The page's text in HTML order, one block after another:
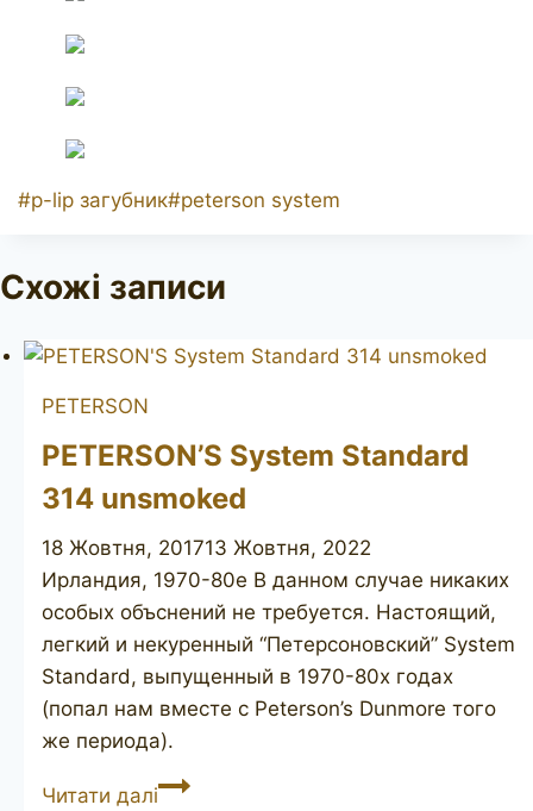
Позначки
#p-lip загубник#peterson system
Схожі записи
PETERSON
PETERSON’S System Standard
314 unsmoked
18 Жовтня, 201713 Жовтня, 2022
Ирландия, 1970-80е В данном случае никаких
особых объснений не требуется. Настоящий,
легкий и некуренный “Петерсоновский” System
Standard, выпущенный в 1970-80х годах
(попал нам вместе с Peterson’s Dunmore того
же периода).
Читати даліPETERSON’S